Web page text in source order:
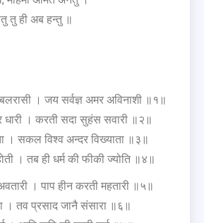
तु ही अब हन्तु ॥
। जय सर्वज्ञ अमर अविनाशी ॥१॥
। करती सदा सुहंस सवारी ॥२॥
। सकल विश्व अन्दर विख्याता ॥३॥
। तब ही धर्म की फीकी ज्योति ॥४॥
। पाप हीन करती महतारी ॥५॥
। तव प्रसाद जानै संसारा ॥६॥